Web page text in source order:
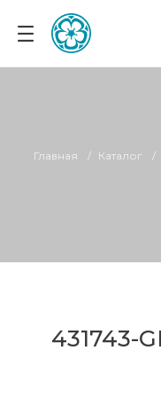
Главная Каталог
431743-